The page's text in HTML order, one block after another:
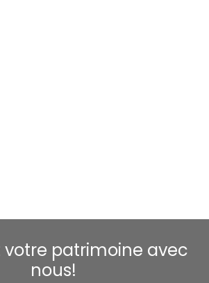
votre patrimoine avec
nous!